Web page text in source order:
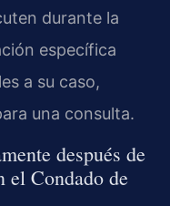
durante la
específica
a su caso,
una consulta.
después de
el Condado de